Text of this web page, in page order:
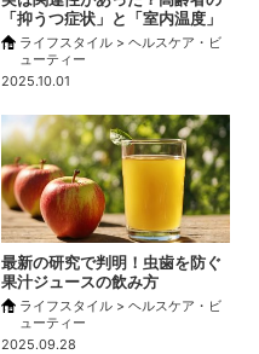
「抑うつ症状」と「室内温度」
ライフスタイル > ヘルスケア・ビ
ューティー
2025.10.01
最新の研究で判明！虫歯を防ぐ
果汁ジュースの飲み方
ライフスタイル > ヘルスケア・ビ
ューティー
2025.09.28